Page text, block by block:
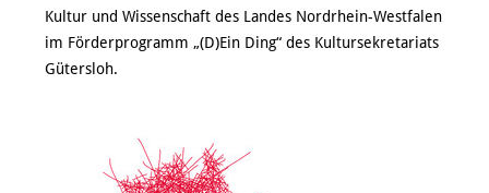
Kultur und Wissenschaft des Landes Nordrhein-Westfalen
im Förderprogramm „(D)Ein Ding“ des Kultursekretariats
Gütersloh.